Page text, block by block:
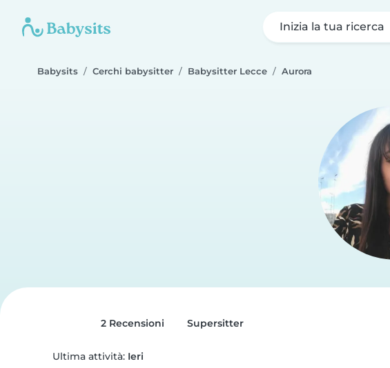
Inizia la tua ricerca
Babysits Cerchi babysitter Babysitter Lecce Aurora
2 Recensioni Supersitter
Ultima attività: Ieri